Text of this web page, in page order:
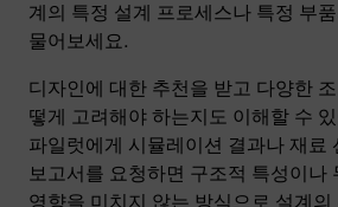
계의 특정 설계 프로세스나 특정 부
물어보세요.
디자인에 대한 추천을 받고 다양한
떻게 고려해야 하는지도 이해할 수
파일럿에게 시뮬레이션 결과나 재료
보고서를 요청하면 구조적 특성이나
영향을 미치지 않는 방식으로 설계의